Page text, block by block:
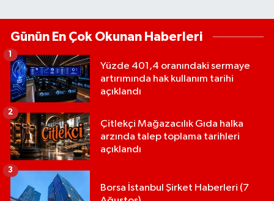
Günün En Çok Okunan Haberleri
Yüzde 401,4 oranındaki sermaye
artırımında hak kullanım tarihi
açıklandı
Çitlekçi Mağazacılık Gıda halka
arzında talep toplama tarihleri
açıklandı
2
Borsa İstanbul Şirket Haberleri (7
3